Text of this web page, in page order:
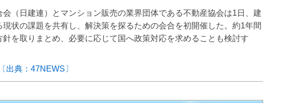
会（日建連）とマンション販売の業界団体である不動産協会は1日、建
現状の課題を共有し、解決策を探るための会合を初開催した。約1年間
針を取りまとめ、必要に応じて国へ政策対応を求めることも検討す
出典：47NEWS〕